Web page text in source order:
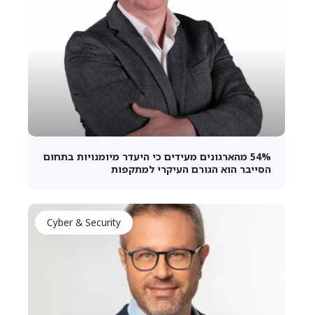
54% מהארגונים מעידים כי היעדר מיומנויות בתחום
הסייבר הוא הגורם העיקרי למתקפות
Cyber & Security